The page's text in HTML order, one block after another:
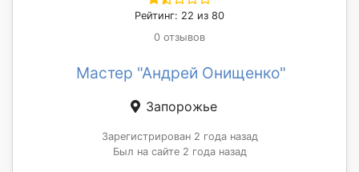
Рейтинг: 22 из 80
0 отзывов
Мастер "Андрей Онищенко"
Запорожье
Зарегистрирован 2 года назад
Был на сайте 2 года назад